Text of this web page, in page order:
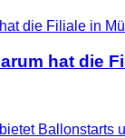
hat die